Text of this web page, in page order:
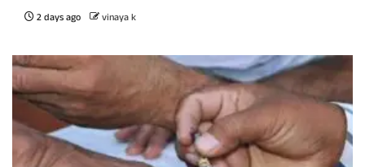
2 days ago vinaya k